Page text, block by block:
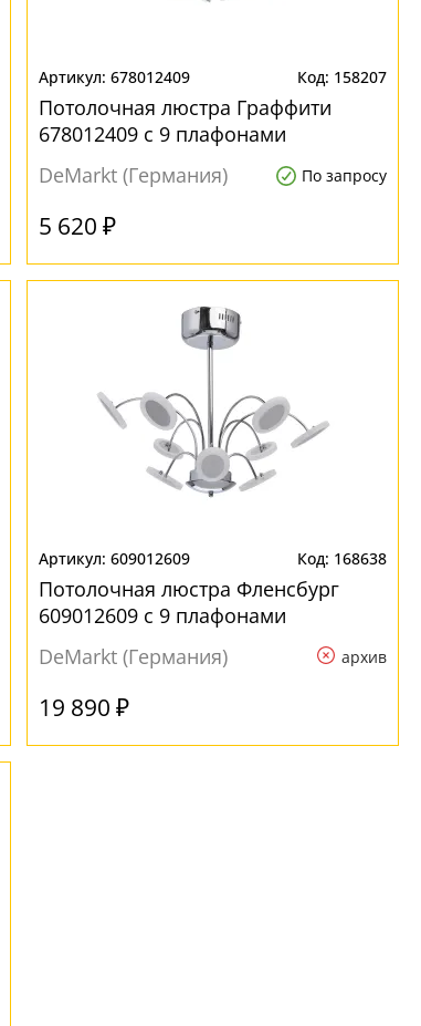
678012409 158207
Потолочная люстра Граффити
678012409 с 9 плафонами
DeMarkt (Германия)
По запросу
5 620 ₽
609012609 168638
Потолочная люстра Фленсбург
609012609 с 9 плафонами
DeMarkt (Германия)
архив
19 890 ₽